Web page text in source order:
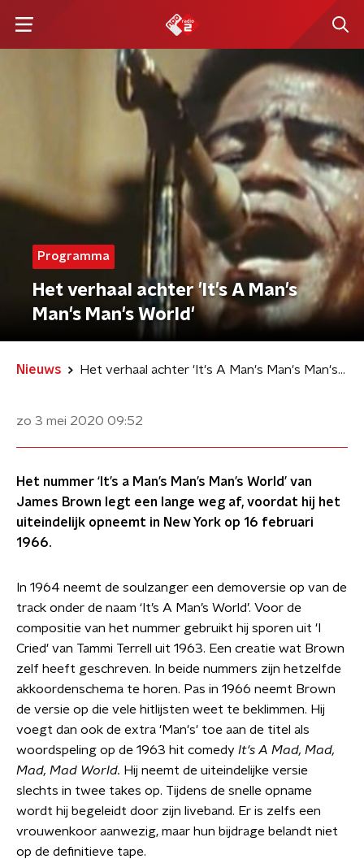
Programma
Het verhaal achter 'It's A Man's
Man's Man's World'
Nieuws Het verhaal achter 'It's A Man's Man's Man's World'
zo 3 mei 2020 09:52
Het nummer ‘It’s a Man’s Man’s Man’s World’ van
James Brown legt een lange weg af, voordat hij het
uiteindelijk opneemt in New York op 16 februari
1966.
In 1964 neemt de soulzanger een demoversie op van de
track onder de naam ‘It’s A Man’s World’. Voor de
compositie van het nummer gebruikt hij sporen uit 'I
Cried' van Tammi Terrell uit 1963. Een creatie wat Brown
zelf heeft geschreven. In beide nummers zijn hetzelfde
akkoordenschema te horen. Pas in 1966 neemt Brown
de versie op die vele hitlijsten weet te beklimmen. Hij
voegt dan ook de extra 'Man's' toe aan de titel als
woordspeling op de 1963 hit comedy It's A Mad, Mad,
Mad, Mad World. Hij neemt de uiteindelijke versie
slechts in twee takes op. Tijdens de snelle opname
wordt hij begeleidt door zijn liveband. Er is zelfs een
vrouwenkoor aanwezig, maar hun bijdrage belandt niet
op de definitieve tape.